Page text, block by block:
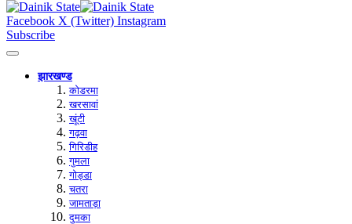
Facebook X (Twitter) Instagram
Subscribe
झारखण्ड
कोडरमा
खरसावां
खूंटी
गढ़वा
गिरिडीह
गुमला
गोड्डा
चतरा
जामताड़ा
दुमका